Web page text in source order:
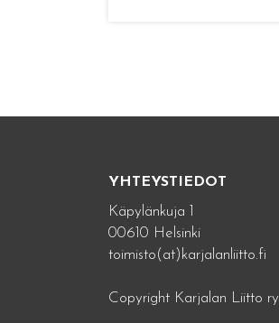
YHTEYSTIEDOT
Käpylänkuja 1
00610 Helsinki
toimisto(at)karjalanliitto.fi
Copyright Karjalan Liitto ry